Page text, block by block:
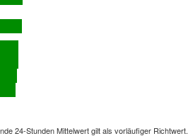
24-Stunden Mittelwert gilt als vorläufiger Richtwert.